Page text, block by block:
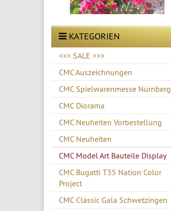
KATEGORIEN
<<< SALE >>>
CMC Auszeichnungen
CMC Spielwarenmesse Nürnberg
CMC Diorama
CMC Neuheiten Vorbestellung
CMC Neuheiten
CMC Model Art Bauteile Display
CMC Bugatti T35 Nation Color
Project
CMC Classic Gala Schwetzingen